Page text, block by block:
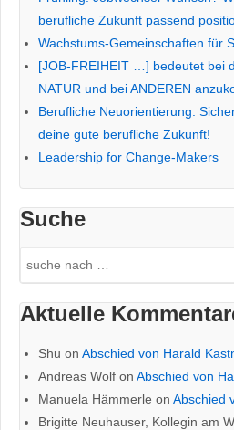
berufliche Zukunft passend
Wachstums-Gemeinschaften für
[JOB-FREIHEIT …] bedeutet bei
NATUR und bei ANDEREN
Berufliche Neuorientierung:
deine gute berufliche Zukunft!
Leadership for Change-Makers
Suche
Search
for:
Aktuelle
Shu on Abschied von Harald
Andreas Wolf on Abschied von
Manuela Hämmerle on Abschied
Brigitte Neuhauser, Kollegin am